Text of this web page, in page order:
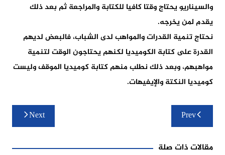
والسيناريو يحتاج وقتا كافيا للكتابة والمراجعة ثم بعد ذلك
يقدم لمن يخرجه.
نحتاج تنمية القدرات والمواهب لدى الشباب، فالبعض لديهم
القدرة على كتابة الكوميديا لكنهم يحتاجون الوقت لتنمية
مواهبهم، وبعد ذلك نطلب منهم كتابة كوميديا الموقف وليست
كوميديا النكتة والإيفيهات.
تصفّح
المقالات
Prev
Next
مقالات ذات صلة